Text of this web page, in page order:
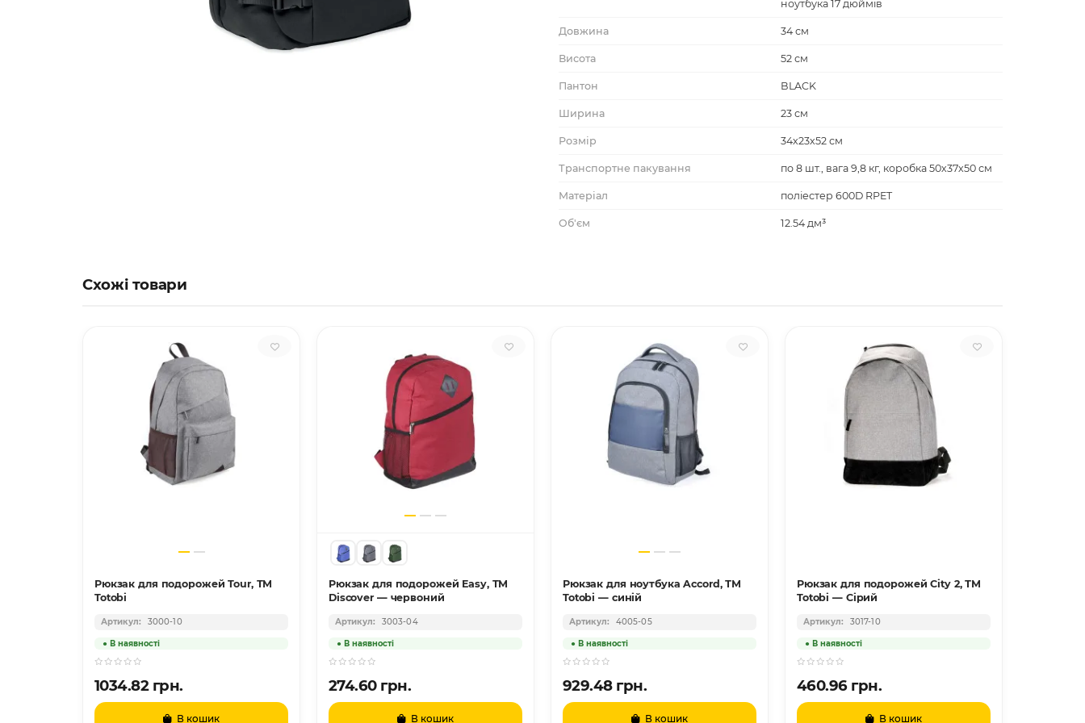
ноутбука 17 дюймів
Довжина 34 см
Висота 52 см
Пантон BLACK
Ширина 23 см
Розмір 34х23х52 см
Транспортне пакування по 8 шт., вага 9,8 кг, коробка 50х37х50 см
Матеріал поліестер 600D RPET
Об'єм 12.54 дм³
Схожі товари
Рюкзак для подорожей Tour, ТМ
Totobi
3000-10
1034.82 грн.
В кошик
Рюкзак для подорожей Easy, ТМ
Discover — червоний
3003-04
274.60 грн.
В кошик
Рюкзак для ноутбука Accord, ТМ
Totobi — синій
4005-05
929.48 грн.
В кошик
Рюкзак для подорожей City 2, ТМ
Totobi — Сірий
3017-10
460.96 грн.
В кошик